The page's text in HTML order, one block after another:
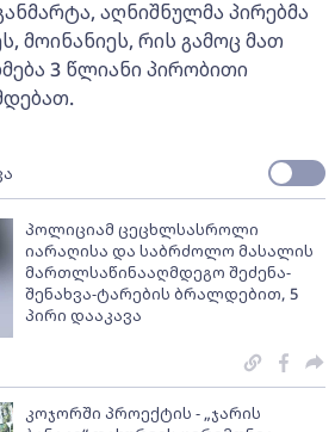
აღნიშნულმა პირებმა
მოინანიეს, რის გამოც მათ
3 წლიანი პირობითი
პოლიციამ ცეცხლსასროლი
იარაღისა და საბრძოლო მასალის
მართლსაწინააღმდეგო შეძენა-
შენახვა-ტარების ბრალდებით, 5
პირი დააკავა
კოჯორში პროექტის - „ჯარის